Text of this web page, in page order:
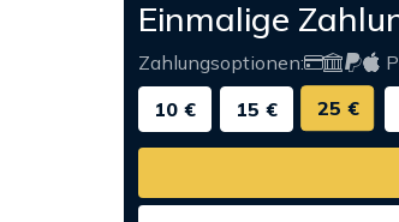
Einmalige
Zahlungsoptionen:
10 €
15 € 25 €